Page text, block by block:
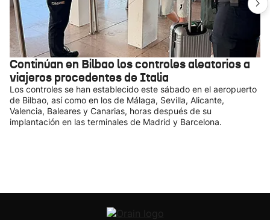
Continúan en Bilbao los controles aleatorios a
viajeros procedentes de Italia
Los controles se han establecido este sábado en el aeropuerto
de Bilbao, así como en los de Málaga, Sevilla, Alicante,
Valencia, Baleares y Canarias, horas después de su
implantación en las terminales de Madrid y Barcelona.